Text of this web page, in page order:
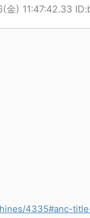
) 11:47:42.33
4335#anc-